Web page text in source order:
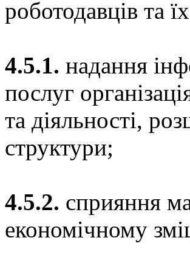
роботодавців та
4.5.1. надання
послуг
та діяльності,
структури;
4.5.2. сприяння
економічному